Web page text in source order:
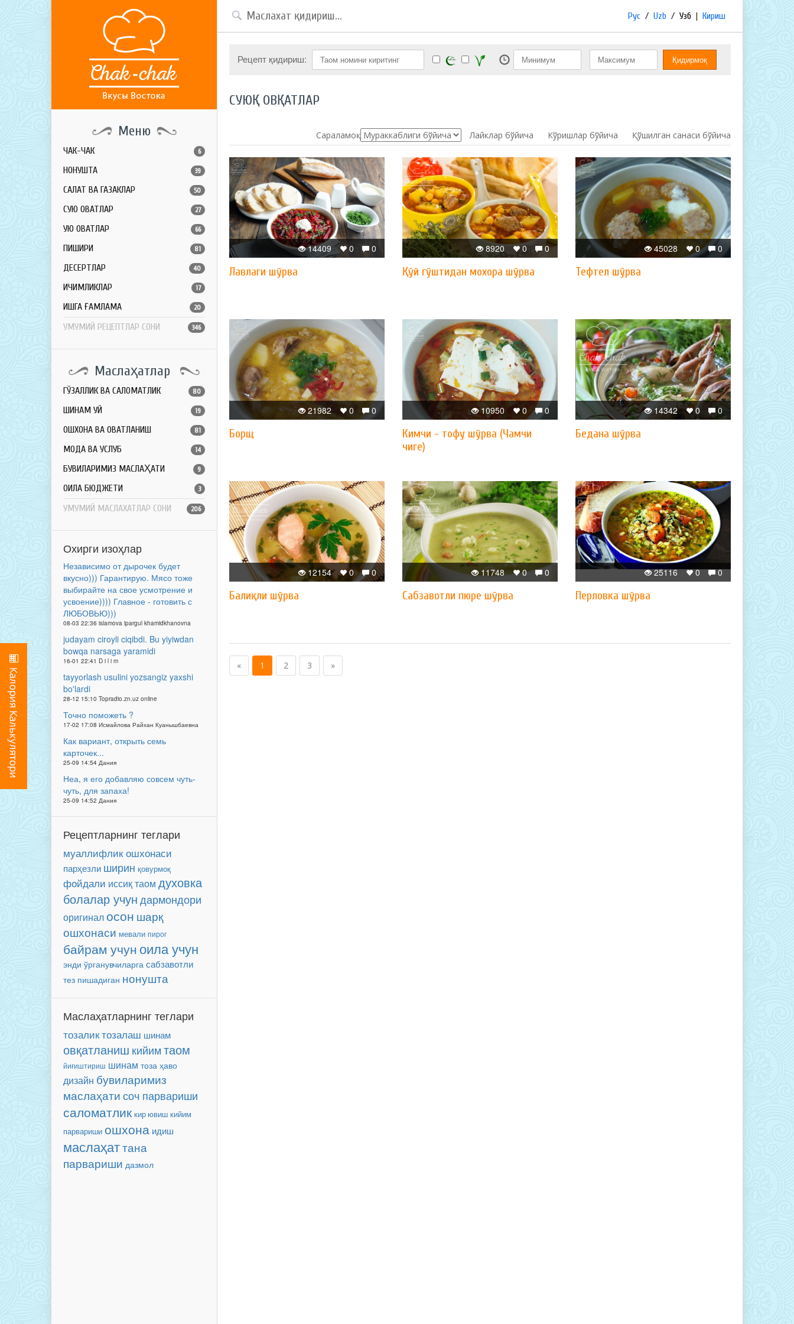
Меню
ЧАК-ЧАК 6
НОНУШТА 39
САЛАТ ВА ГАЗАКЛАР 50
СУЮҚ ОВҚАТЛАР 27
ҚУЮҚ ОВҚАТЛАР 66
ПИШИРИҚ 81
ДЕСЕРТЛАР 40
ИЧИМЛИКЛАР 17
ҚИШГА ҒАМЛАМА 20
УМУМИЙ РЕЦЕПТЛАР СОНИ 346
Маслаҳатлар
ГЎЗАЛЛИК ВА САЛОМАТЛИК 80
ШИНАМ УЙ 19
ОШХОНА ВА ОВҚАТЛАНИШ 81
МОДА ВА УСЛУБ 14
БУВИЛАРИМИЗ МАСЛАҲАТИ 9
ОИЛА БЮДЖЕТИ 3
УМУМИЙ МАСЛАХАТЛАР СОНИ 206
Охирги изоҳлар
Независимо от дырочек будет
вкусно))) Гарантирую. Мясо тоже
выбирайте на свое усмотрение и
усвоение)))) Главное - готовить с
ЛЮБОВЬЮ)))
08-03 22:36 islamova ipargul khamidkhanovna
judayam ciroyli ciqibdi. Bu yiyiwdan
bowqa narsaga yaramidi
16-01 22:41 D i l i m
tayyorlash usulini yozsangiz yaxshi
bo'lardi
28-12 15:10 Topradio.zn.uz online
Точно поможеть ?
17-02 17:08 Исмайлова Райхан Куанышбаевна
Как вариант, открыть семь
карточек...
25-09 14:54 Дания
Неа, я его добавляю совсем чуть-
чуть, для запаха!
25-09 14:52 Дания
Рецептларнинг теглари
муаллифлик ошхонаси
парҳезли ширин қовурмоқ
фойдали иссиқ таом духовка
болалар учун дармондори
оригинал осон шарқ
ошхонаси мевали пирог
байрам учун оила учун
энди ўрганувчиларга сабзавотли
тез пишадиган нонушта
Маслаҳатларнинг теглари
тозаликтозалаш шинам
овқатланиш кийимтаом
йиғиштириш шинам тоза ҳаво
дизайн бувиларимиз
маслаҳатисоч парвариши
саломатлик кир ювиш кийим
парвариши ошхона идиш
маслаҳаттана
парвариши дазмол
Рус / Uzb / Узб | Кириш
Рецепт қидириш:
СУЮҚ ОВҚАТЛАР
Сараламоқ: Лайклар бўйича Кўришлар бўйича Қўшилган санаси бўйича
0
0
14409
Лавлаги шўрва
0
0
8920
Қўй гўштидан мохора шўрва
0
0
45028
Тефтел шўрва
0
0
21982
Борщ
0
0
10950
Кимчи - тофу шўрва (Чамчи
чиге)
0
0
14342
Бедана шўрва
0
0
12154
Балиқли шўрва
0
0
11748
Сабзавотли пюре шўрва
0
0
25116
Перловка шўрва
« 1 2 3 »